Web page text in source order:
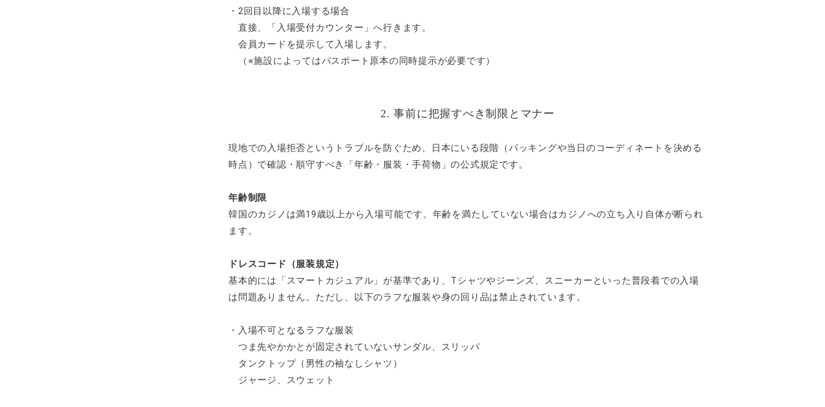
・2回目以降に入場する場合
直接、「入場受付カウンター」へ行きます。
会員カードを提示して入場します。
（※施設によってはパスポート原本の同時提示が必要です）
2. 事前に把握すべき制限とマナー
現地での入場拒否というトラブルを防ぐため、日本にいる段階（パッキングや当日のコーディネートを決める
時点）で確認・順守すべき「年齢・服装・手荷物」の公式規定です。
年齢制限
韓国のカジノは満19歳以上から入場可能です。年齢を満たしていない場合はカジノへの立ち入り自体が断られ
ます。
ドレスコード（服装規定）
基本的には「スマートカジュアル」が基準であり、Tシャツやジーンズ、スニーカーといった普段着での入場
は問題ありません。ただし、以下のラフな服装や身の回り品は禁止されています。
・入場不可となるラフな服装
つま先やかかとが固定されていないサンダル、スリッパ
タンクトップ（男性の袖なしシャツ）
ジャージ、スウェット